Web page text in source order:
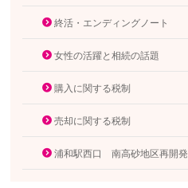
終活・エンディングノート
女性の活躍と相続の話題
購入に関する税制
売却に関する税制
浦和駅西口 南高砂地区再開発